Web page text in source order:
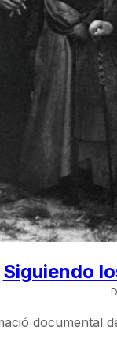
Siguiendo
documental